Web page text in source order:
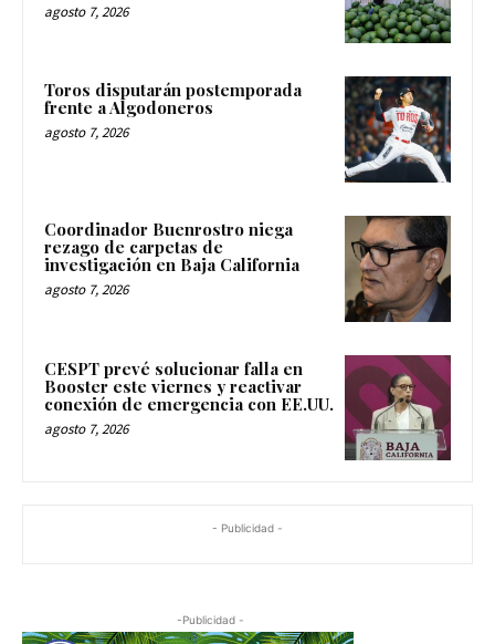
agosto 7, 2026
Toros disputarán postemporada
frente a Algodoneros
agosto 7, 2026
Coordinador Buenrostro niega
rezago de carpetas de
investigación en Baja California
agosto 7, 2026
CESPT prevé solucionar falla en
Booster este viernes y reactivar
conexión de emergencia con EE.UU.
agosto 7, 2026
- Publicidad -
-Publicidad -